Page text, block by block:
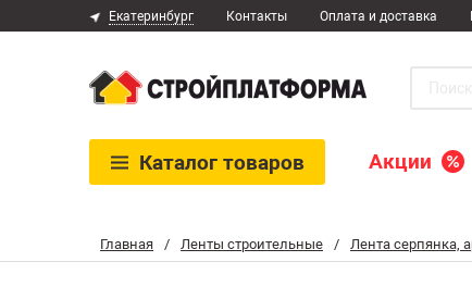
Главная / Ленты строительные / Лента серпянка,
Екатеринбург Контакты Оплата и доставка
Каталог товаров Акции